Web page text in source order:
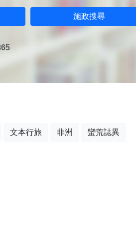
施政搜尋
文本行旅 非洲 蠻荒誌異